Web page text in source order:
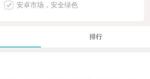
安卓市场，安全绿色
排行